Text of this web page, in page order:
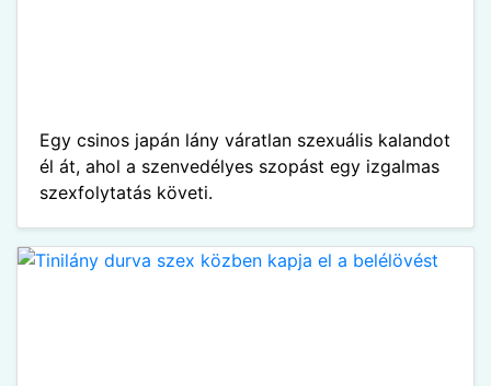
Egy csinos japán lány váratlan szexuális kalandot
él át, ahol a szenvedélyes szopást egy izgalmas
szexfolytatás követi.